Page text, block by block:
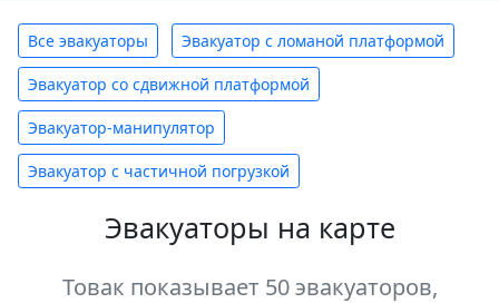
Все эвакуаторы Эвакуатор с ломаной платформой
Эвакуатор со сдвижной платформой
Эвакуатор-манипулятор
Эвакуатор с частичной погрузкой
Эвакуаторы на карте
Товак показывает 50 эвакуаторов,